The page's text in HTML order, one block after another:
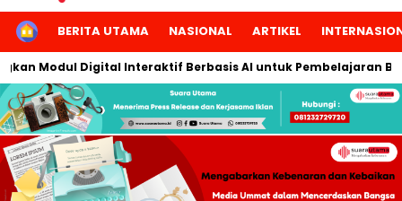
HOMEBERITA UTAMA NASIONAL ARTIKEL
Modul Digital Interaktif Berbasis AI untuk Pembelajaran